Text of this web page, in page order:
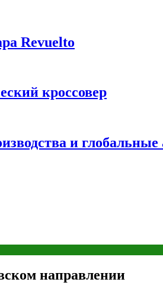
Revuelto
кроссовер
и
направлении